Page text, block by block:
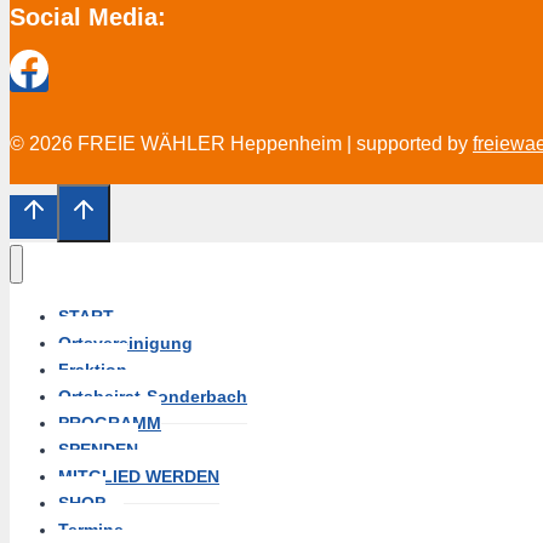
Social Media:
© 2026 FREIE WÄHLER Heppenheim | supported by
START
Ortsvereinigung
Fraktion
Ortsbeirat-Sonderbach
PROGRAMM
SPENDEN
MITGLIED WERDEN
SHOP
Termine